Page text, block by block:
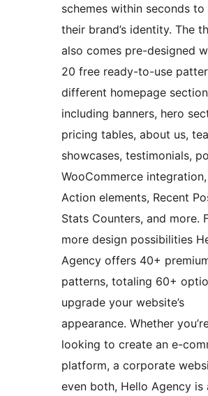
schemes within seconds to
their brand’s identity. The
also comes pre-designed
20 free ready-to-use
different homepage
including banners, hero
pricing tables, about us,
showcases, testimonials,
WooCommerce
Action elements, Recent
Stats Counters, and more.
more design possibilities
Agency offers 40+
patterns, totaling 60+
upgrade your website’s
appearance. Whether
looking to create an e-
platform, a corporate
even both, Hello Agency is